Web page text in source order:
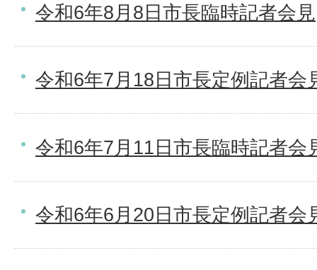
令和6年8月8日市長臨時記者会見
令和6年7月18日市長定例記者会
令和6年7月11日市長臨時記者会
令和6年6月20日市長定例記者会